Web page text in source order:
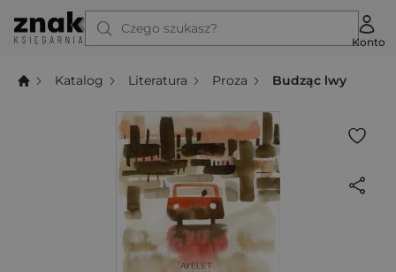
Czego szukasz?
Konto
Katalog Literatura Proza Budząc lwy